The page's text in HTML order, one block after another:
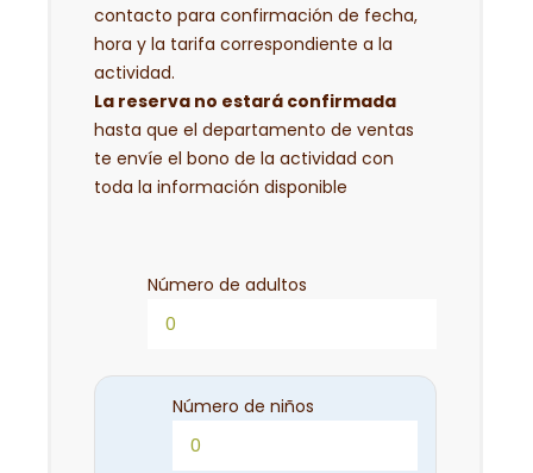
contacto para confirmación de fecha,
hora y la tarifa correspondiente a la
actividad.
La reserva no estará confirmada
hasta que el departamento de ventas
te envíe el bono de la actividad con
toda la información disponible
Número de adultos
Número de niños